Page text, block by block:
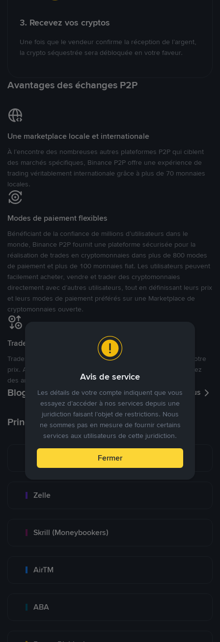
3. Recevez vos cryptos
Une fois que le vendeur confirme la réception de l’argent,
la crypto séquestrée sera débloquée en votre faveur.
Avantages des échanges P2P
Une marketplace locale et internationale
À l’encontre des nombreuses autres plateformes P2P qui ciblent
des marchés spécifiques, Binance P2P offre une expérience de
trading véritablement internationale grâce à plus de 70 monnaies
locales.
Modes de paiement flexibles
Bénéficiant de la confiance de millions d’utilisateurs dans le
monde, Binance P2P fournit une plateforme sécurisée pour la
réalisation de trades en cryptomonnaies dans plus de 800 modes
de paiement et plus de 100 monnaies fiat. Les utilisateurs peuvent
facilement acheter, vendre et trader des cryptomonnaies
directement avec d’autres utilisateurs, tout en définissant leurs prix
et leurs modes de paiement préférés sur une Marketplace de
cryptomonnaies ouverte.
Tradez à des prix avantageux pour vous
Tradez des cryptos en étant libres d’acheter et de vendre à votre
prix. Achetez ou vendez à partir des offres existantes, ou créez
des annonces commerciales pour fixer vos propres prix.
Blog P2P Voir plus
Principaux modes de paiement
Zelle
Skrill (Moneybookers)
AirTM
ABA
Avis de service
Les détails de votre compte indiquent que vous
essayez d’accéder à nos services depuis une
juridiction faisant l’objet de restrictions. Nous
ne sommes pas en mesure de fournir certains
services aux utilisateurs de cette juridiction.
Fermer